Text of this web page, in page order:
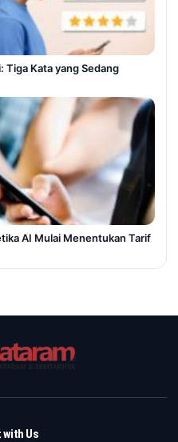
Tiga Kata yang Sedang
AI Mulai Menentukan Tarif
with Us